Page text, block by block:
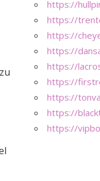
https://
https://
https://
https://
https://
https://
https://
https://
https://